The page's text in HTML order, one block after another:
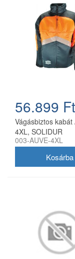
56.899 Ft
Vágásbiztos kabát
4XL, SOLIDUR
003-AUVE-4XL